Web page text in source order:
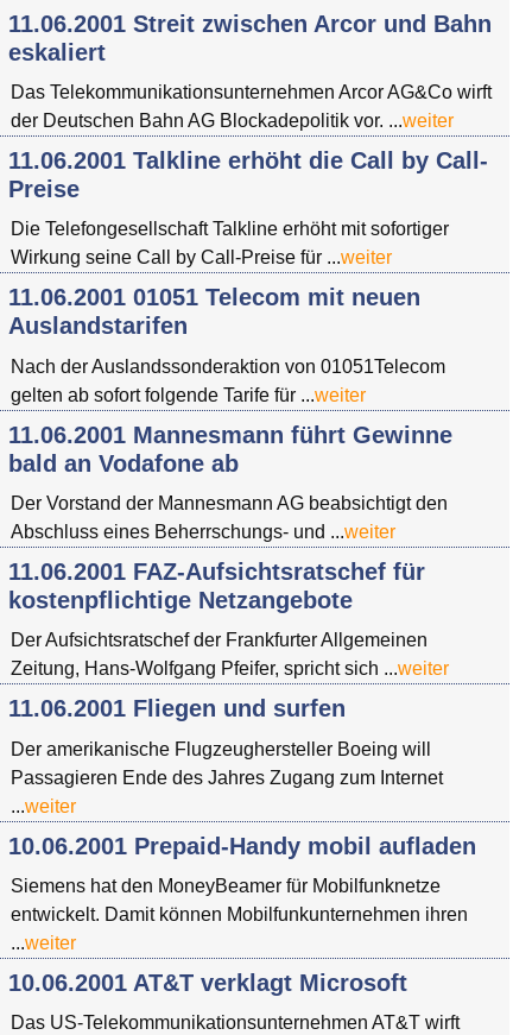
11.06.2001 Streit zwischen Arcor und Bahn
eskaliert
Das Telekommunikationsunternehmen Arcor AG&Co wirft
der Deutschen Bahn AG Blockadepolitik vor. ...weiter
11.06.2001 Talkline erhöht die Call by Call-
Preise
Die Telefongesellschaft Talkline erhöht mit sofortiger
Wirkung seine Call by Call-Preise für ...weiter
11.06.2001 01051 Telecom mit neuen
Auslandstarifen
Nach der Auslandssonderaktion von 01051Telecom
gelten ab sofort folgende Tarife für ...weiter
11.06.2001 Mannesmann führt Gewinne
bald an Vodafone ab
Der Vorstand der Mannesmann AG beabsichtigt den
Abschluss eines Beherrschungs- und ...weiter
11.06.2001 FAZ-Aufsichtsratschef für
kostenpflichtige Netzangebote
Der Aufsichtsratschef der Frankfurter Allgemeinen
Zeitung, Hans-Wolfgang Pfeifer, spricht sich ...weiter
11.06.2001 Fliegen und surfen
Der amerikanische Flugzeughersteller Boeing will
Passagieren Ende des Jahres Zugang zum Internet
...weiter
10.06.2001 Prepaid-Handy mobil aufladen
Siemens hat den MoneyBeamer für Mobilfunknetze
entwickelt. Damit können Mobilfunkunternehmen ihren
...weiter
10.06.2001 AT&T verklagt Microsoft
Das US-Telekommunikationsunternehmen AT&T wirft